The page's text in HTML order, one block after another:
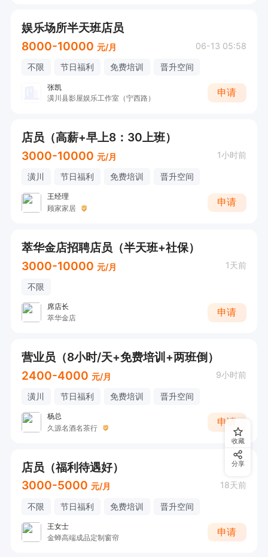
娱乐场所半天班店员
8000-10000 元/月 06-13 05:58
不限 节日福利 免费培训 晋升空间
张凯
潢川县影屋娱乐工作室（宁西路）
申请
店员（高薪+早上8：30上班）
3000-10000 元/月 1小时前
潢川 节日福利 免费培训 晋升空间
王经理
顾家家居
申请
萃华金店招聘店员（半天班+社保）
3000-10000 元/月 1天前
不限
席店长
萃华金店
申请
营业员（8小时/天+免费培训+两班倒）
2400-4000 元/月 9小时前
潢川 节日福利 免费培训 晋升空间
杨总
久源名酒名茶行
申请
店员（福利待遇好）
3000-5000 元/月 18天前
不限 节日福利 免费培训 晋升空间
王女士
金蝉高端成品定制窗帘
申请
收藏
分享